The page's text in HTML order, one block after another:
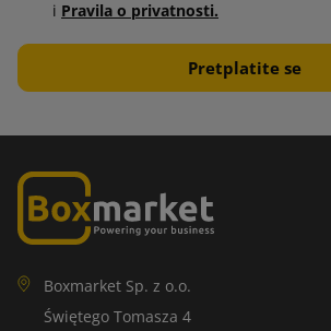
i Pravila o privatnosti.
Boxmarket Sp. z o.o.
Świętego Tomasza 4